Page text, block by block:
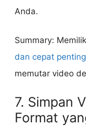
Anda.
Summary:
dan cepat penting
memutar video
7. Simpan
Format